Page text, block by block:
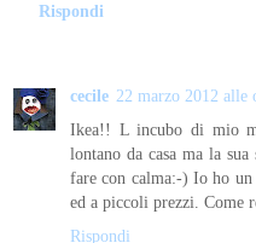
Rispondi
cecile 22 marzo 2012 alle
Ikea!! L incubo di mio
lontano da casa ma la
fare con calma:-) Io ho
ed a piccoli prezzi. Come
Rispondi